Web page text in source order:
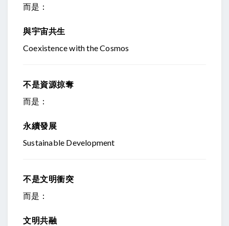
而是：
與宇宙共生
Coexistence with the Cosmos
不是資源掠奪
而是：
永續發展
Sustainable Development
不是文明衝突
而是：
文明共融